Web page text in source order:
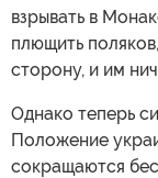
взрывать в
плющить
сторону, и им
Однако теперь
Положение
сокращаются